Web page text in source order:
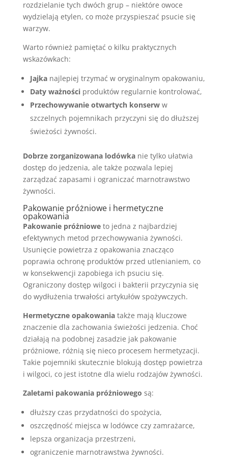
rozdzielanie tych dwóch grup – niektóre owoce
wydzielają etylen, co może przyspieszać psucie się
warzyw.
Warto również pamiętać o kilku praktycznych
wskazówkach:
Jajkanajlepiej trzymać w oryginalnym opakowaniu,
Daty ważnościproduktów regularnie kontrolować,
Przechowywanie otwartych konserww
szczelnych pojemnikach przyczyni się do dłuższej
świeżości żywności.
Dobrze zorganizowana lodówkanie tylko ułatwia
dostęp do jedzenia, ale także pozwala lepiej
zarządzać zapasami i ograniczać marnotrawstwo
żywności.
Pakowanie próżniowe i hermetyczne
opakowania
Pakowanie próżnioweto jedna z najbardziej
efektywnych metod przechowywania żywności.
Usunięcie powietrza z opakowania znacząco
poprawia ochronę produktów przed utlenianiem, co
w konsekwencji zapobiega ich psuciu się.
Ograniczony dostęp wilgoci i bakterii przyczynia się
do wydłużenia trwałości artykułów spożywczych.
Hermetyczne opakowaniatakże mają kluczowe
znaczenie dla zachowania świeżości jedzenia. Choć
działają na podobnej zasadzie jak pakowanie
próżniowe, różnią się nieco procesem hermetyzacji.
Takie pojemniki skutecznie blokują dostęp powietrza
i wilgoci, co jest istotne dla wielu rodzajów żywności.
Zaletami pakowania próżniowego są:
dłuższy czas przydatności do spożycia,
oszczędność miejsca w lodówce czy zamrażarce,
lepsza organizacja przestrzeni,
ograniczenie marnotrawstwa żywności.